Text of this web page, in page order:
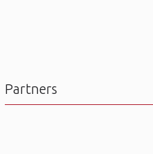
Partners